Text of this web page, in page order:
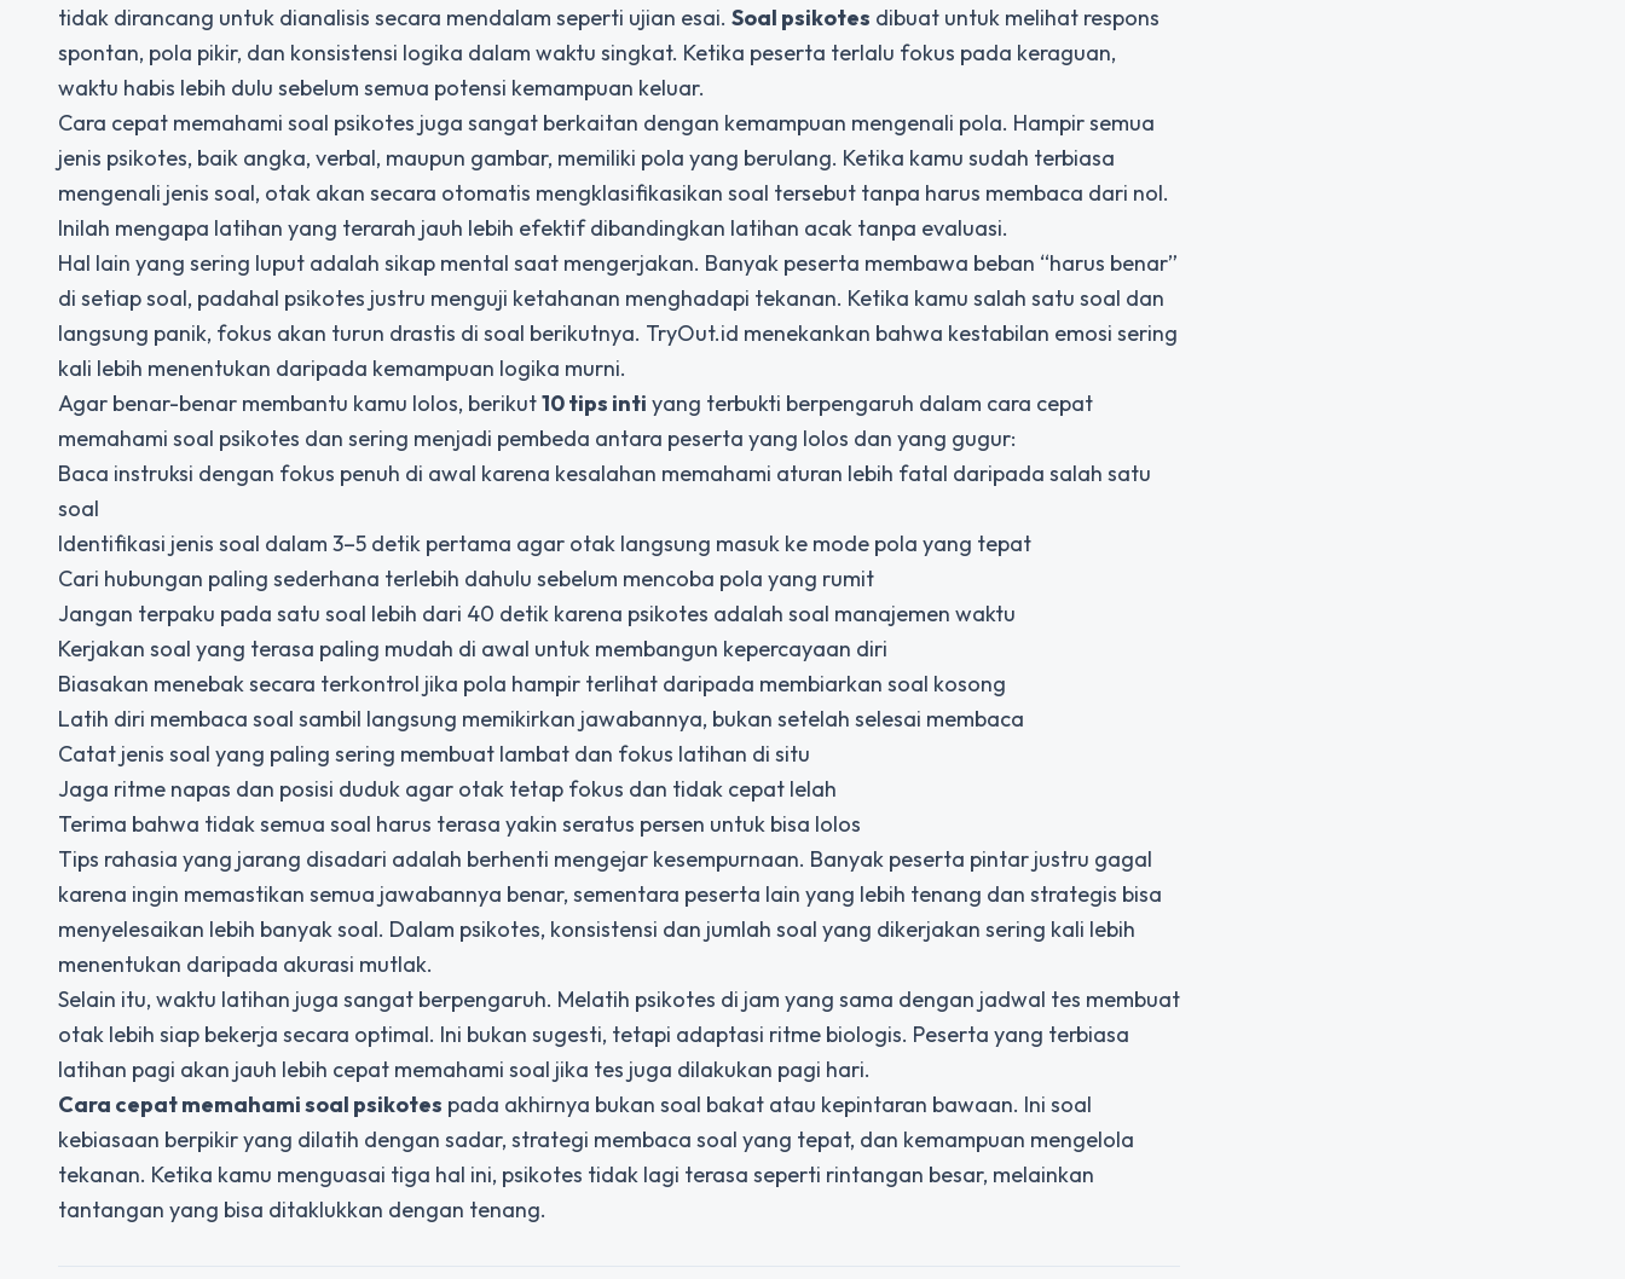
tidak dirancang untuk dianalisis secara mendalam seperti ujian esai. Soal psikotes dibuat untuk melihat respons
spontan, pola pikir, dan konsistensi logika dalam waktu singkat. Ketika peserta terlalu fokus pada keraguan,
waktu habis lebih dulu sebelum semua potensi kemampuan keluar.
Cara cepat memahami soal psikotes juga sangat berkaitan dengan kemampuan mengenali pola. Hampir semua
jenis psikotes, baik angka, verbal, maupun gambar, memiliki pola yang berulang. Ketika kamu sudah terbiasa
mengenali jenis soal, otak akan secara otomatis mengklasifikasikan soal tersebut tanpa harus membaca dari nol.
Inilah mengapa latihan yang terarah jauh lebih efektif dibandingkan latihan acak tanpa evaluasi.
Hal lain yang sering luput adalah sikap mental saat mengerjakan. Banyak peserta membawa beban “harus benar”
di setiap soal, padahal psikotes justru menguji ketahanan menghadapi tekanan. Ketika kamu salah satu soal dan
langsung panik, fokus akan turun drastis di soal berikutnya. TryOut.id menekankan bahwa kestabilan emosi sering
kali lebih menentukan daripada kemampuan logika murni.
Agar benar-benar membantu kamu lolos, berikut10 tips inti yang terbukti berpengaruh dalam cara cepat
memahami soal psikotes dan sering menjadi pembeda antara peserta yang lolos dan yang gugur:
Baca instruksi dengan fokus penuh di awal karena kesalahan memahami aturan lebih fatal daripada salah satu
soal
Identifikasi jenis soal dalam 3–5 detik pertama agar otak langsung masuk ke mode pola yang tepat
Cari hubungan paling sederhana terlebih dahulu sebelum mencoba pola yang rumit
Jangan terpaku pada satu soal lebih dari 40 detik karena psikotes adalah soal manajemen waktu
Kerjakan soal yang terasa paling mudah di awal untuk membangun kepercayaan diri
Biasakan menebak secara terkontrol jika pola hampir terlihat daripada membiarkan soal kosong
Latih diri membaca soal sambil langsung memikirkan jawabannya, bukan setelah selesai membaca
Catat jenis soal yang paling sering membuat lambat dan fokus latihan di situ
Jaga ritme napas dan posisi duduk agar otak tetap fokus dan tidak cepat lelah
Terima bahwa tidak semua soal harus terasa yakin seratus persen untuk bisa lolos
Tips rahasia yang jarang disadari adalah berhenti mengejar kesempurnaan. Banyak peserta pintar justru gagal
karena ingin memastikan semua jawabannya benar, sementara peserta lain yang lebih tenang dan strategis bisa
menyelesaikan lebih banyak soal. Dalam psikotes, konsistensi dan jumlah soal yang dikerjakan sering kali lebih
menentukan daripada akurasi mutlak.
Selain itu, waktu latihan juga sangat berpengaruh. Melatih psikotes di jam yang sama dengan jadwal tes membuat
otak lebih siap bekerja secara optimal. Ini bukan sugesti, tetapi adaptasi ritme biologis. Peserta yang terbiasa
latihan pagi akan jauh lebih cepat memahami soal jika tes juga dilakukan pagi hari.
Cara cepat memahami soal psikotes pada akhirnya bukan soal bakat atau kepintaran bawaan. Ini soal
kebiasaan berpikir yang dilatih dengan sadar, strategi membaca soal yang tepat, dan kemampuan mengelola
tekanan. Ketika kamu menguasai tiga hal ini, psikotes tidak lagi terasa seperti rintangan besar, melainkan
tantangan yang bisa ditaklukkan dengan tenang.